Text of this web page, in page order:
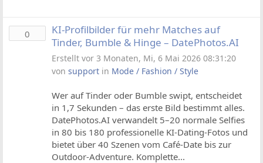
0
KI-Profilbilder für mehr Matches auf
Tinder, Bumble & Hinge – DatePhotos.AI
Erstellt vor 3 Monaten, Mi, 6 Mai 2026 08:31:20
von supportin Mode / Fashion / Style
Wer auf Tinder oder Bumble swipt, entscheidet
in 1,7 Sekunden – das erste Bild bestimmt alles.
DatePhotos.AI verwandelt 5–20 normale Selfies
in 80 bis 180 professionelle KI-Dating-Fotos und
bietet über 40 Szenen vom Café-Date bis zur
Outdoor-Adventure. Komplette...